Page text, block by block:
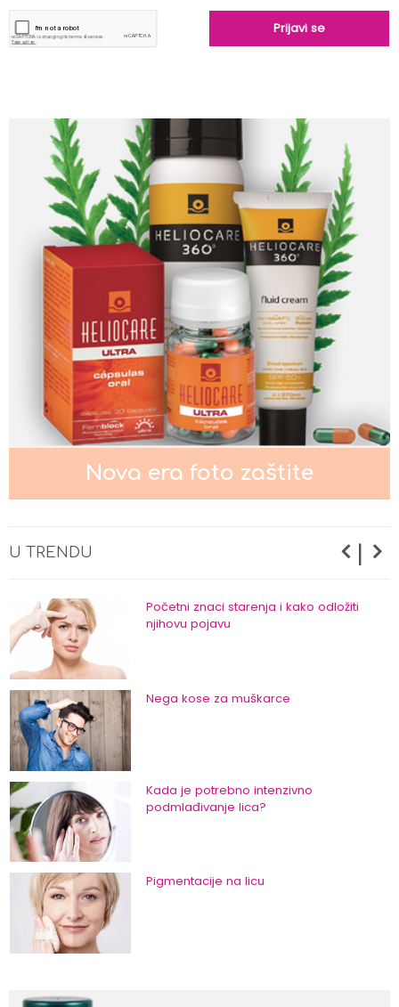
Nova era foto zaštite
U TRENDU |
Nega kože oko očiju
Nega normalne kože lica
Nega masne i mešovite kože lica
Početni znaci starenja i kako odložiti
njihovu pojavu
Nega kose za muškarce
Kada je potrebno intenzivno
podmlađivanje lica?
Pigmentacije na licu